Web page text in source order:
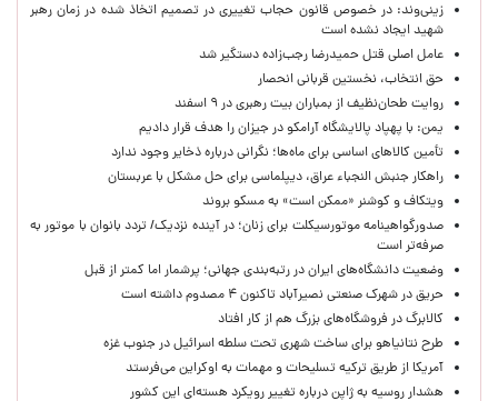
زینی‌وند: در خصوص قانون حجاب تغییری در تصمیم اتخاذ شده در زمان رهبر
شهید ایجاد نشده است
عامل اصلی قتل حمیدرضا رجب‌زاده دستگیر شد
حق انتخاب، نخستین قربانی انحصار
روایت طحان‌نظیف از بمباران بیت رهبری در ۹ اسفند
یمن: با پهپاد پالایشگاه آرامکو در جیزان را هدف قرار دادیم
تأمین کالاهای اساسی برای ماه‌ها؛ نگرانی درباره ذخایر وجود ندارد
راهکار جنبش النجباء عراق، دیپلماسی برای حل مشکل با عربستان
ویتکاف و کوشنر «ممکن است» به مسکو بروند
صدورگواهینامه موتورسیکلت برای زنان؛ در آینده نزدیک/ تردد بانوان با موتور به‌
صرفه‌تر است
وضعیت دانشگاه‌های ایران در رتبه‌بندی جهانی؛ پرشمار اما کمتر از قبل
حریق در شهرک صنعتی نصیرآباد تاکنون ۴ مصدوم داشته است
کالابرگ در فروشگاه‌های بزرگ هم از کار افتاد
طرح نتانیاهو برای ساخت شهری تحت سلطه اسرائیل در جنوب غزه
آمریکا از طریق ترکیه تسلیحات و مهمات به اوکراین می‌فرستد
هشدار روسیه به ژاپن درباره تغییر رویکرد هسته‌ای این کشور